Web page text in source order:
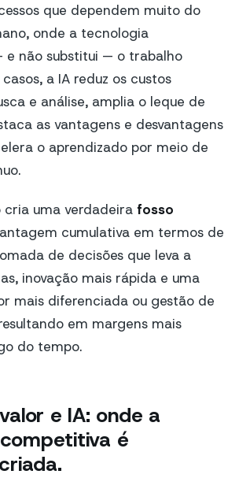
que dependem muito do
onde a tecnologia
não substitui — o trabalho
casos, a IA reduz os custos
e análise, amplia o leque de
as vantagens e desvantagens
o aprendizado por meio de
cria uma verdadeira fosso
cumulativa em termos de
de decisões que leva a
inovação mais rápida e uma
mais diferenciada ou gestão de
em margens mais
do tempo.
e IA: onde a
é